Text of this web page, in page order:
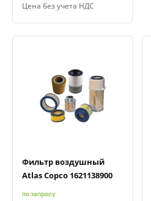
Цена без учета НДС
Быстрый просмотрДобавить к сравнению
Добавить в избранное
Фильтр воздушный
Atlas Copco 1621138900
по запросу